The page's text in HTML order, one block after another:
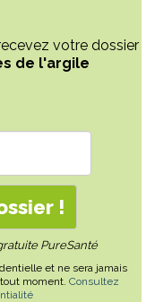
votre dossier
de l'argile
PureSanté
et ne sera jamais
moment. Consultez